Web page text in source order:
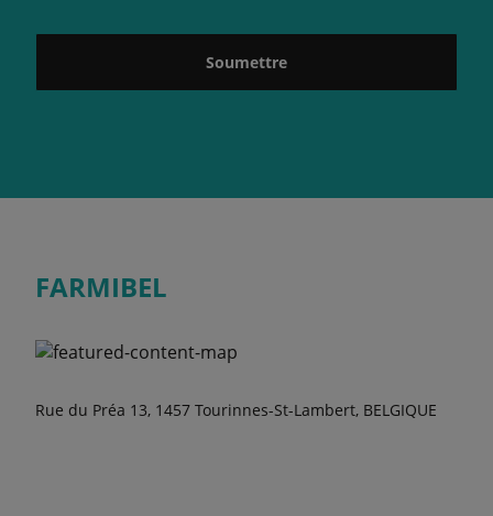
Soumettre
FARMIBEL
Rue du Préa 13, 1457 Tourinnes-St-Lambert, BELGIQUE